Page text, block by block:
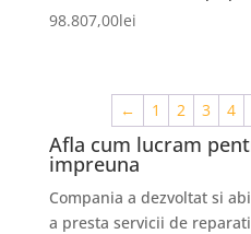
98.807,00lei
← 1 2 3 4
Afla cum lucram
impreuna
Compania a dezvoltat si
a presta servicii de